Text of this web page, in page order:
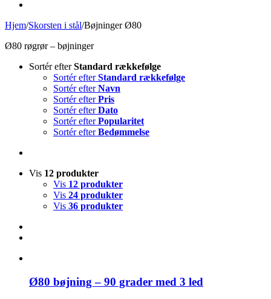
Hjem/Skorsten i stål/Bøjninger Ø80
Ø80 røgrør – bøjninger
Sortér efterStandard rækkefølge
Sortér efterStandard rækkefølge
Sortér efterNavn
Sortér efterPris
Sortér efterDato
Sortér efterPopularitet
Sortér efterBedømmelse
Vis 12 produkter
Vis 12 produkter
Vis 24 produkter
Vis 36 produkter
Ø80 bøjning – 90 grader med 3 led